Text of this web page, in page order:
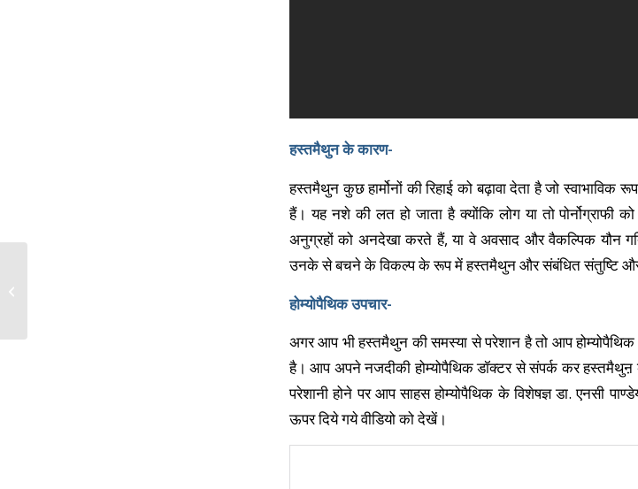
हस्तमैथुन के कारण-
हस्तमैथुन कुछ हार्मोनों की रिहाई को बढ़ावा देता है जो
हैं। यह नशे की लत हो जाता है क्योंकि लोग या तो
अनुग्रहों को अनदेखा करते हैं, या वे अवसाद और वैकल्पिक यौन
उनके से बचने के विकल्प के रूप में हस्तमैथुन और संबंधित संतुष्टि
होम्योपैथिक उपचार-
अगर आप भी हस्तमैथुन की समस्या से परेशान है तो आप
है। आप अपने नजदीकी होम्योपैथिक डॉक्टर से संपर्क कर
परेशानी होने पर आप साहस होम्योपैथिक के विशेषज्ञ डा. एनसी
ऊपर दिये गये वीडियो को देखें।